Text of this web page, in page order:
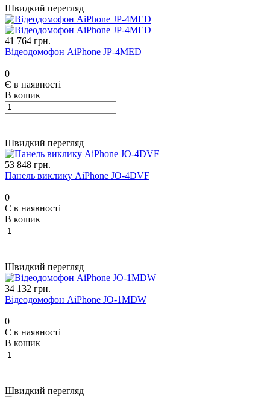
Швидкий перегляд
41 764 грн.
Відеодомофон AiPhone JP-4MED
0
Є в наявності
В кошик
Швидкий перегляд
53 848 грн.
Панель виклику AiPhone JO-4DVF
0
Є в наявності
В кошик
Швидкий перегляд
34 132 грн.
Відеодомофон AiPhone JO-1MDW
0
Є в наявності
В кошик
Швидкий перегляд